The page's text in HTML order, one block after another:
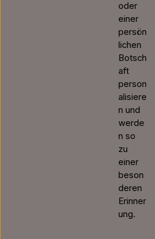
oder
einer
persön
lichen
Botsch
aft
person
alisiere
n und
werde
n so
zu
einer
beson
deren
Erinner
ung.